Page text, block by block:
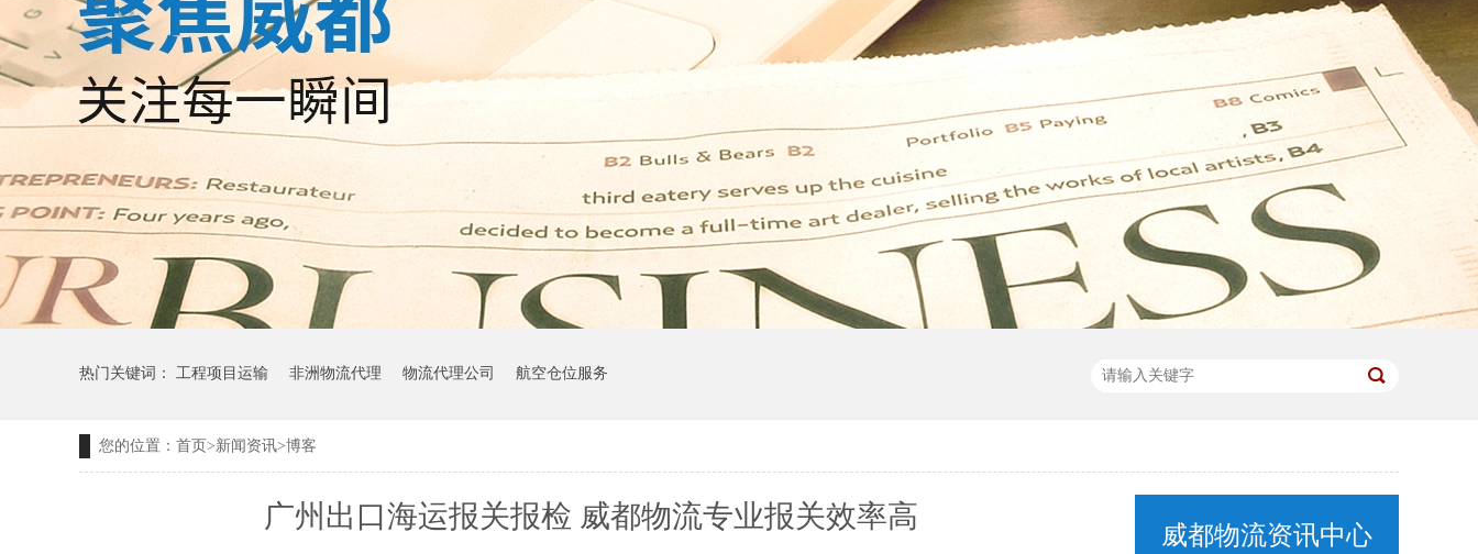
热门关键词： 工程项目运输 非洲物流代理 物流代理公司 航空仓位服务
您的位置： 首页>新闻资讯>博客
广州出口海运报关报检 威都物流专业报关效率高
威都物流资讯中心